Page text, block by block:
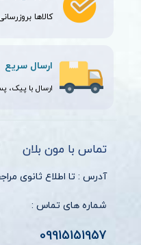
کالاها
ارسال سریع
ارسال با
تماس با مون بلان
آدرس : تا اطلاع ثانوی
شماره های تماس :
09915151957